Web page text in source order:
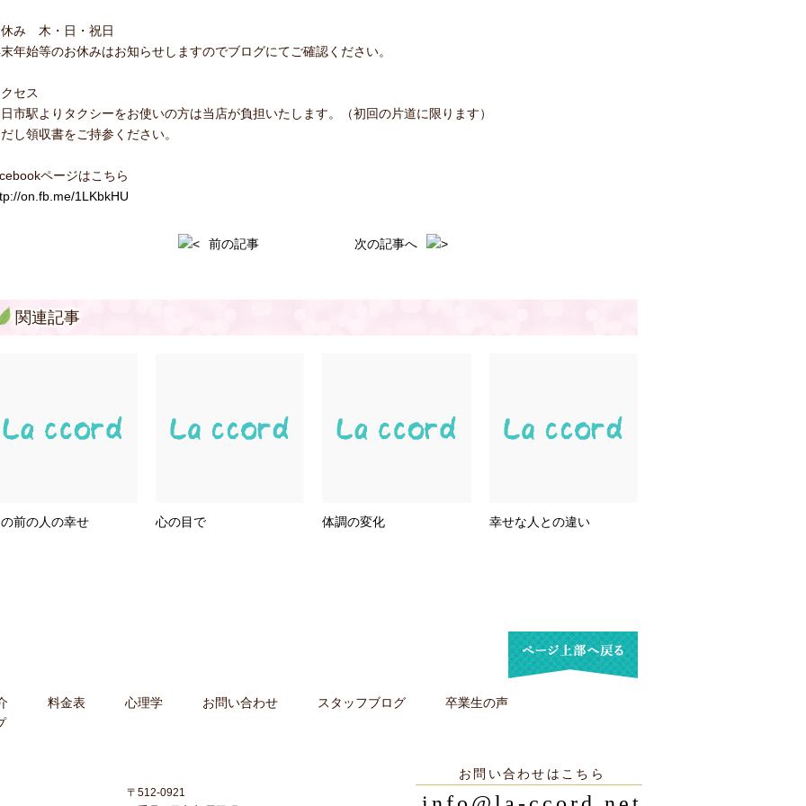
み 木・日・祝日
年始等のお休みはお知らせしますのでブログにてご確認ください。
セス
市駅よりタクシーをお使いの方は当店が負担いたします。（初回の片道に限ります）
し領収書をご持参ください。
ページはこちら
on.fb.me/1LKbkHU
前の記事 次の記事へ
関連記事
前の人の幸せ 心の目で 体調の変化 幸せな人との違い
料金表 心理学 お問い合わせ スタッフブログ
卒業生の声
〒512-0921
お問い合わせはこちら